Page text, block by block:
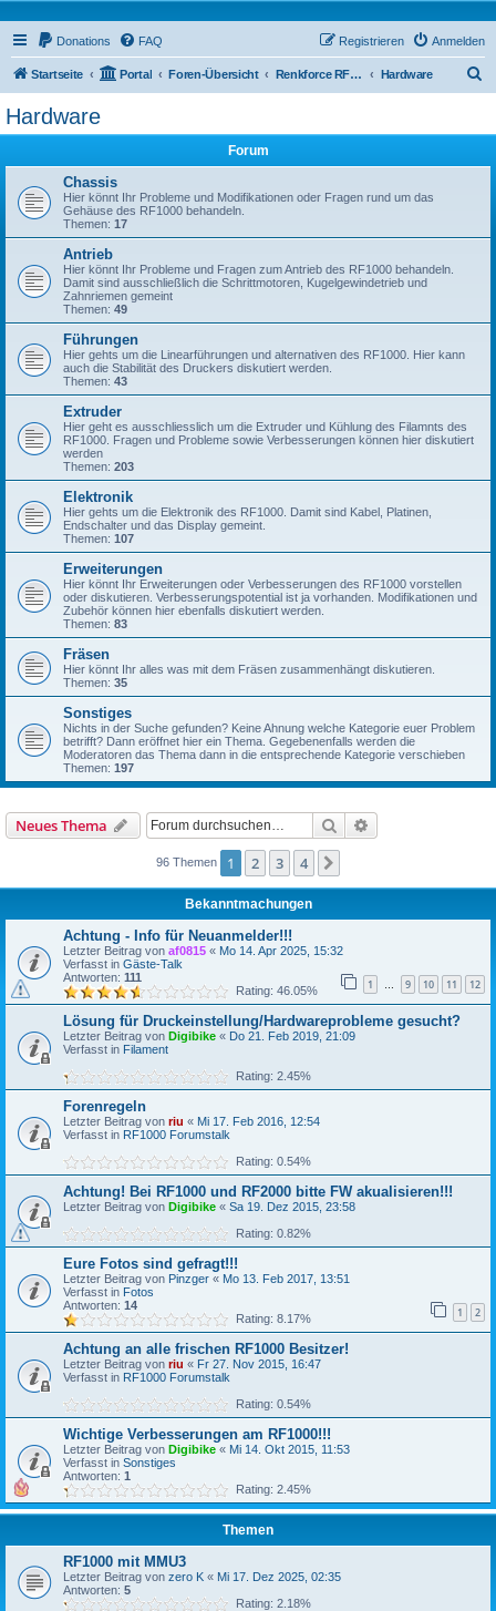
Donations FAQ Anmelden
Registrieren
Startseite Portal Foren-Übersicht Renkforce RF1000 Forum Hardware
Hardware
Forum
Chassis
Hier könnt Ihr Probleme und Modifikationen oder Fragen rund um das
Gehäuse des RF1000 behandeln.
Themen: 17
Antrieb
Hier könnt Ihr Probleme und Fragen zum Antrieb des RF1000 behandeln.
Damit sind ausschließlich die Schrittmotoren, Kugelgewindetrieb und
Zahnriemen gemeint
Themen: 49
Führungen
Hier gehts um die Linearführungen und alternativen des RF1000. Hier kann
auch die Stabilität des Druckers diskutiert werden.
Themen: 43
Extruder
Hier geht es ausschliesslich um die Extruder und Kühlung des Filamnts des
RF1000. Fragen und Probleme sowie Verbesserungen können hier diskutiert
werden
Themen: 203
Elektronik
Hier gehts um die Elektronik des RF1000. Damit sind Kabel, Platinen,
Endschalter und das Display gemeint.
Themen: 107
Erweiterungen
Hier könnt Ihr Erweiterungen oder Verbesserungen des RF1000 vorstellen
oder diskutieren. Verbesserungspotential ist ja vorhanden. Modifikationen und
Zubehör können hier ebenfalls diskutiert werden.
Themen: 83
Fräsen
Hier könnt Ihr alles was mit dem Fräsen zusammenhängt diskutieren.
Themen: 35
Sonstiges
Nichts in der Suche gefunden? Keine Ahnung welche Kategorie euer Problem
betrifft? Dann eröffnet hier ein Thema. Gegebenenfalls werden die
Moderatoren das Thema dann in die entsprechende Kategorie verschieben
Themen: 197
Neues Thema Suche
96 Themen 1 2 3 4
Bekanntmachungen
Achtung - Info für Neuanmelder!!!
Letzter Beitrag von af0815 « Mo 14. Apr 2025, 15:32
Verfasst in Gäste-Talk
Antworten: 111 1 … 9 10 11 12
Rating: 46.05%
Lösung für Druckeinstellung/Hardwareprobleme gesucht?
Letzter Beitrag von Digibike « Do 21. Feb 2019, 21:09
Verfasst in Filament
Rating: 2.45%
Forenregeln
Letzter Beitrag von riu « Mi 17. Feb 2016, 12:54
Verfasst in RF1000 Forumstalk
Rating: 0.54%
Achtung! Bei RF1000 und RF2000 bitte FW akualisieren!!!
Letzter Beitrag von Digibike « Sa 19. Dez 2015, 23:58
Rating: 0.82%
Eure Fotos sind gefragt!!!
Letzter Beitrag von Pinzger « Mo 13. Feb 2017, 13:51
Verfasst in Fotos
Antworten: 14 1 2
Rating: 8.17%
Achtung an alle frischen RF1000 Besitzer!
Letzter Beitrag von riu « Fr 27. Nov 2015, 16:47
Verfasst in RF1000 Forumstalk
Rating: 0.54%
Wichtige Verbesserungen am RF1000!!!
Letzter Beitrag von Digibike « Mi 14. Okt 2015, 11:53
Verfasst in Sonstiges
Antworten: 1
Rating: 2.45%
Themen
RF1000 mit MMU3
Letzter Beitrag von zero K « Mi 17. Dez 2025, 02:35
Antworten: 5
Rating: 2.18%